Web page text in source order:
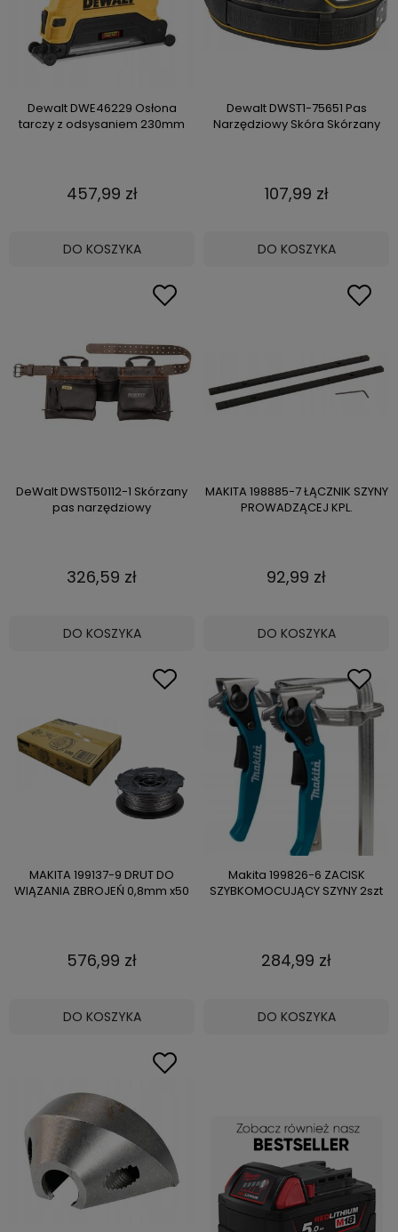
Dewalt DWE46229 Osłona
tarczy z odsysaniem 230mm
457,99 zł
DO KOSZYKA
Dewalt DWST1-75651 Pas
Narzędziowy Skóra Skórzany
107,99 zł
DO KOSZYKA
DeWalt DWST50112-1 Skórzany
pas narzędziowy
326,59 zł
DO KOSZYKA
MAKITA 198885-7 ŁĄCZNIK SZYNY
PROWADZĄCEJ KPL.
92,99 zł
DO KOSZYKA
MAKITA 199137-9 DRUT DO
WIĄZANIA ZBROJEŃ 0,8mm x50
576,99 zł
DO KOSZYKA
Makita 199826-6 ZACISK
SZYBKOMOCUJĄCY SZYNY 2szt
284,99 zł
DO KOSZYKA